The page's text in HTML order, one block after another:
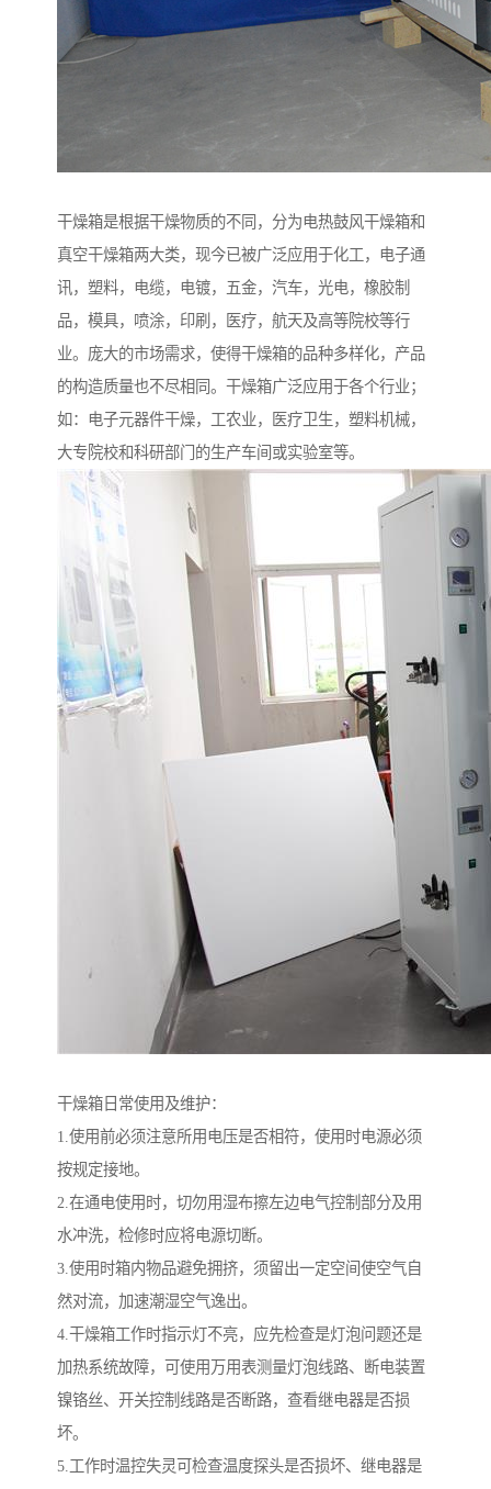
干燥箱是根据干燥物质的不同，分为电热鼓风干燥箱和
真空干燥箱两大类，现今已被广泛应用于化工，电子通
讯，塑料，电缆，电镀，五金，汽车，光电，橡胶制
品，模具，喷涂，印刷，医疗，航天及高等院校等行
业。庞大的市场需求，使得干燥箱的品种多样化，产品
的构造质量也不尽相同。干燥箱广泛应用于各个行业；
如：电子元器件干燥，工农业，医疗卫生，塑料机械，
大专院校和科研部门的生产车间或实验室等。
干燥箱日常使用及维护：
1.使用前必须注意所用电压是否相符，使用时电源必须
按规定接地。
2.在通电使用时，切勿用湿布擦左边电气控制部分及用
水冲洗，检修时应将电源切断。
3.使用时箱内物品避免拥挤，须留出一定空间使空气自
然对流，加速潮湿空气逸出。
4.干燥箱工作时指示灯不亮，应先检查是灯泡问题还是
加热系统故障，可使用万用表测量灯泡线路、断电装置
镍铬丝、开关控制线路是否断路，查看继电器是否损
坏。
5.工作时温控失灵可检查温度探头是否损坏、继电器是